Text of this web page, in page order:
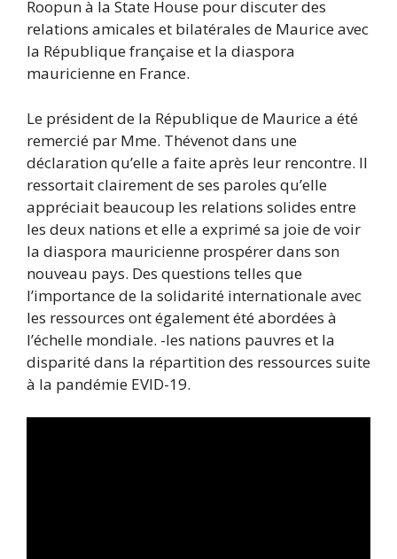
Roopun à la State House pour discuter des
relations amicales et bilatérales de Maurice avec
la République française et la diaspora
mauricienne en France.
Le président de la République de Maurice a été
remercié par Mme. Thévenot dans une
déclaration qu’elle a faite après leur rencontre. Il
ressortait clairement de ses paroles qu’elle
appréciait beaucoup les relations solides entre
les deux nations et elle a exprimé sa joie de voir
la diaspora mauricienne prospérer dans son
nouveau pays. Des questions telles que
l’importance de la solidarité internationale avec
les ressources ont également été abordées à
l’échelle mondiale. -les nations pauvres et la
disparité dans la répartition des ressources suite
à la pandémie EVID-19.